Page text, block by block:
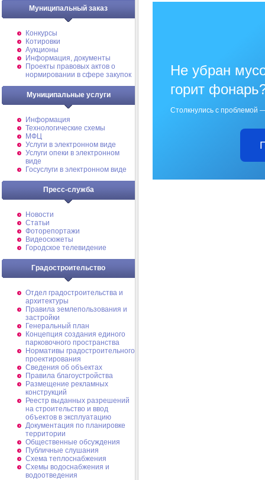
Муниципальный заказ
Конкурсы
Котировки
Аукционы
Информация, документы
Проекты правовых актов о
нормировании в сфере закупок
Муниципальные услуги
Информация
Технологические схемы
МФЦ
Услуги в электронном виде
Услуги опеки в электронном
виде
Госуслуги в электронном виде
Пресс-служба
Новости
Статьи
Фоторепортажи
Видеосюжеты
Городское телевидение
Градостроительство
Отдел градостроительства и
архитектуры
Правила землепользования и
застройки
Генеральный план
Концепция создания единого
парковочного пространства
Нормативы градостроительного
проектирования
Сведения об объектах
Правила благоустройства
Размещение рекламных
конструкций
Реестр выданных разрешений
на строительство и ввод
объектов в эксплуатацию
Документация по планировке
территории
Общественные обсуждения
Публичные слушания
Схема теплоснабжения
Схемы водоснабжения и
водоотведения
Не убран
горит
Столкнулись с проблемой